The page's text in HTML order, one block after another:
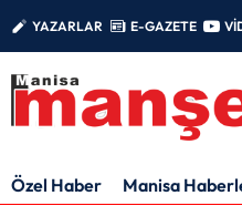
YAZARLAR E-GAZETE
Özel Haber Manisa